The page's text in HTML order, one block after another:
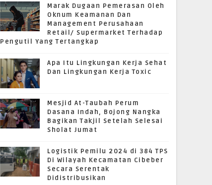
Marak Dugaan Pemerasan Oleh
Oknum Keamanan Dan
Management Perusahaan
Retail/ Supermarket Terhadap
Pengutil Yang Tertangkap
Apa Itu Lingkungan Kerja Sehat
Dan Lingkungan Kerja Toxic
Mesjid At-Taubah Perum
Dasana Indah, Bojong Nangka
Bagikan Takjil Setelah Selesai
Sholat Jumat
Logistik Pemilu 2024 di 384 TPS
Di Wilayah Kecamatan Cibeber
Secara Serentak
Didistribusikan